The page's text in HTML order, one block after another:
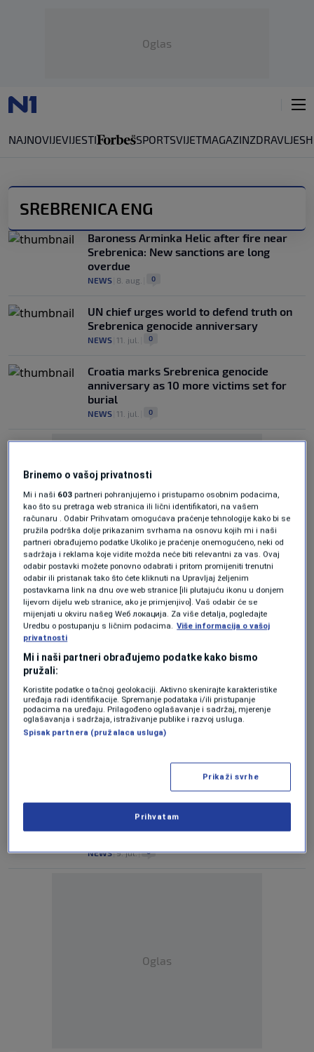
Oglas
NAJNOVIJEVIJESTI SPORTSVIJETMAGAZINZDRAVLJE
SREBRENICA ENG
Baroness Arminka Helic after fire near
Srebrenica: New sanctions are long
overdue
NEWS 8. aug. 0
UN chief urges world to defend truth on
Srebrenica genocide anniversary
NEWS 11. jul. 0
Croatia marks Srebrenica genocide
anniversary as 10 more victims set for
burial
NEWS 11. jul. 0
Oglas
Thirty-one years on: The world
remembers the victims of the Srebrenica
NEWS|11. jul.| 0
BIRN: Former Dutch defence minister says
Srebrenica "did not have to fall"
NEWS |10. jul.| 0
How Srebrenica Genocide denial learned
to speak the language of debate
Srebrenica survivors at UN: The world
NEWS|9. jul.| 0
Oglas
Brinemo o vašoj privatnosti
Mi i naši 603 partneri pohranjujemo i pristupamo osobnim podacima,
kao što su pretraga web stranica ili lični identifikatori, na vašem
računaru . Odabir Prihvatam omogućava praćenje tehnologije kako bi se
pružila podrška dolje prikazanim svrhama na osnovu kojih mi i naši
partneri obrađujemo podatke Ukoliko je praćenje onemogućeno, neki od
sadržaja i reklama koje vidite možda neće biti relevantni za vas. Ovaj
odabir postavki možete ponovno odabrati i pritom promijeniti trenutni
odabir ili pristanak tako što ćete kliknuti na Upravljaj željenim
postavkama link na dnu ove web stranice [ili plutajuću ikonu u donjem
lijevom dijelu web stranice, ako je primjenjivo]. Vaš odabir će se
mijenjati u okviru našeg Wеб локација. Za više detalja, pogledajte
Uredbu o postupanju s ličnim podacima. Više informacija o vašoj
privatnosti
Mi i naši partneri obrađujemo podatke kako bismo
pružali:
Koristite podatke o tačnoj geolokaciji. Aktivno skenirajte karakteristike
uređaja radi identifikacije. Spremanje podataka i/ili pristupanje
podacima na uređaju. Prilagođeno oglašavanje i sadržaj, mjerenje
oglašavanja i sadržaja, istraživanje publike i razvoj usluga.
Spisak partnera (pružalaca usluga)
Prikaži svrhe
Prihvatam